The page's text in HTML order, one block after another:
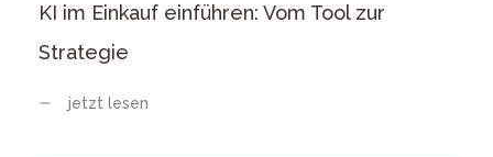
KI im Einkauf einführen: Vom Tool zur
Strategie
jetzt lesen